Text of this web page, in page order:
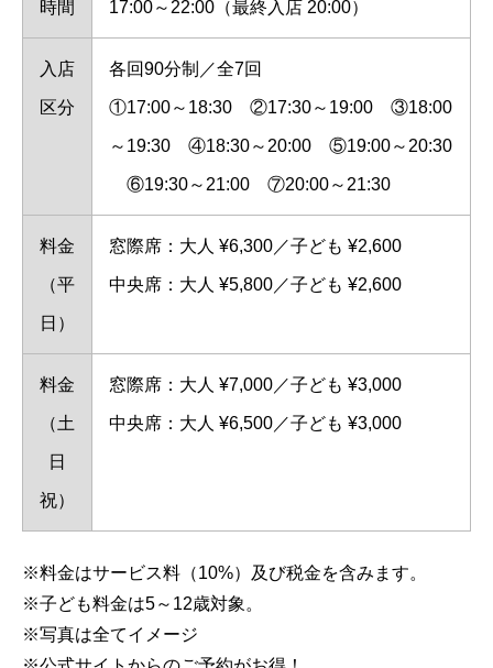
時間 17:00～22:00（最終入店 20:00）
入店
区分
各回90分制／全7回
①17:00～18:30 ②17:30～19:00 ③18:00
～19:30 ④18:30～20:00 ⑤19:00～20:30
⑥19:30～21:00 ⑦20:00～21:30
料金
（平
日）
窓際席：大人 ¥6,300／子ども ¥2,600
中央席：大人 ¥5,800／子ども ¥2,600
料金
（土
日
祝）
窓際席：大人 ¥7,000／子ども ¥3,000
中央席：大人 ¥6,500／子ども ¥3,000
※料金はサービス料（10%）及び税金を含みます。
※子ども料金は5～12歳対象。
※写真は全てイメージ